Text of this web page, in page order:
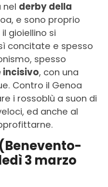
nel derby della
e sono proprio
gioiellino si
concitate e spesso
spesso
incisivo, con una
Contro il Genoa
i rossoblù a suon di
ed anche al
3 marzo